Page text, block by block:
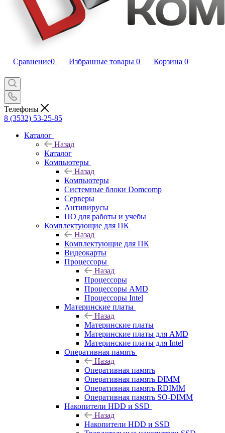
Сравнение0 Избранные товары 0 Корзина 0
Телефоны
8 (3532) 53-25-85
Каталог
Назад
Каталог
Компьютеры
Назад
Компьютеры
Системные блоки Domcomp
Серверы
Антивирусы
ПО для работы и учебы
Комплектующие для ПК
Назад
Комплектующие для ПК
Видеокарты
Процессоры
Назад
Процессоры
Процессоры AMD
Процессоры Intel
Материнские платы
Назад
Материнские платы
Материнские платы для AMD
Материнские платы для Intel
Оперативная память
Назад
Оперативная память
Оперативная память DIMM
Оперативная память RDIMM
Оперативная память SO-DIMM
Накопители HDD и SSD
Назад
Накопители HDD и SSD